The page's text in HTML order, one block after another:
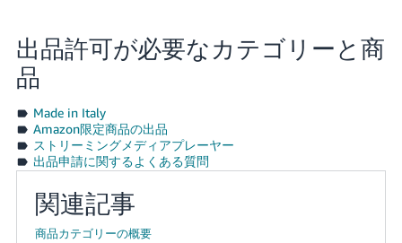
出品許可が必要なカテゴリーと商
品
Made in Italy
Amazon限定商品の出品
ストリーミングメディアプレーヤー
出品申請に関するよくある質問
関連記事
商品カテゴリーの概要